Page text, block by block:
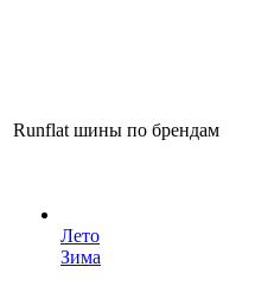
Runflat шины по брендам
Лето
Зима